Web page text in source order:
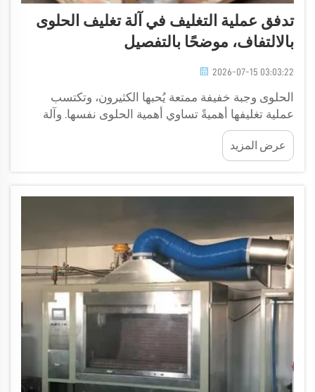
تدفق عملية التغليف في آلة تغليف الحلوى
بالالتفاف، موضحًا بالتفصيل
2026-07-15 03:03:22
الحلوى وجبة خفيفة ممتعة يُحبها الكثيرون، وتكتسب
عملية تغليفها أهميةً تساوي أهمية الحلوى نفسها. وآلة
تغليف الحلوى بالالتفاف هي جهازٌ خاصٌ يُستخدم لتغليف
الحلوى بإحكامٍ وتناسقٍ. وتُساعد هذه الآلة في الحفاظ
على نضارة الحلوى وجاذبيتها البصرية عند...
عرض المزيد